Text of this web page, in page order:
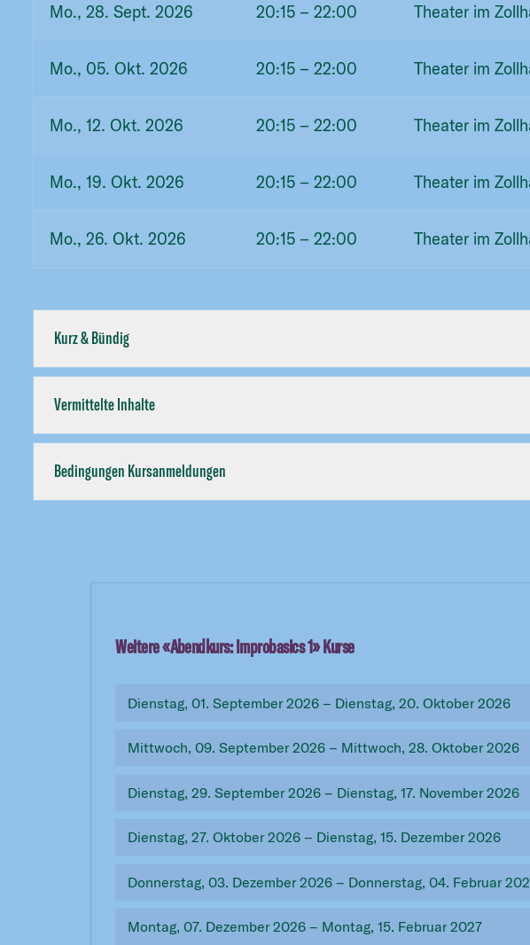
Mo., 28. Sept. 2026 20:15 – 22:00 Theater im
Mo., 05. Okt. 2026 20:15 – 22:00 Theater im
Mo., 12. Okt. 2026 20:15 – 22:00 Theater im
Mo., 19. Okt. 2026 20:15 – 22:00 Theater im
Mo., 26. Okt. 2026 20:15 – 22:00 Theater im
Kurz & Bündig
Vermittelte Inhalte
Bedingungen Kursanmeldungen
Weitere «Abendkurs: Improbasics 1» Kurse
Dienstag, 01. September 2026 – Dienstag, 20. Oktober 2026
Mittwoch, 09. September 2026 – Mittwoch, 28. Oktober 2026
Dienstag, 29. September 2026 – Dienstag, 17. November 2026
Dienstag, 27. Oktober 2026 – Dienstag, 15. Dezember 2026
Donnerstag, 03. Dezember 2026 – Donnerstag, 04. Februar
Montag, 07. Dezember 2026 – Montag, 15. Februar 2027